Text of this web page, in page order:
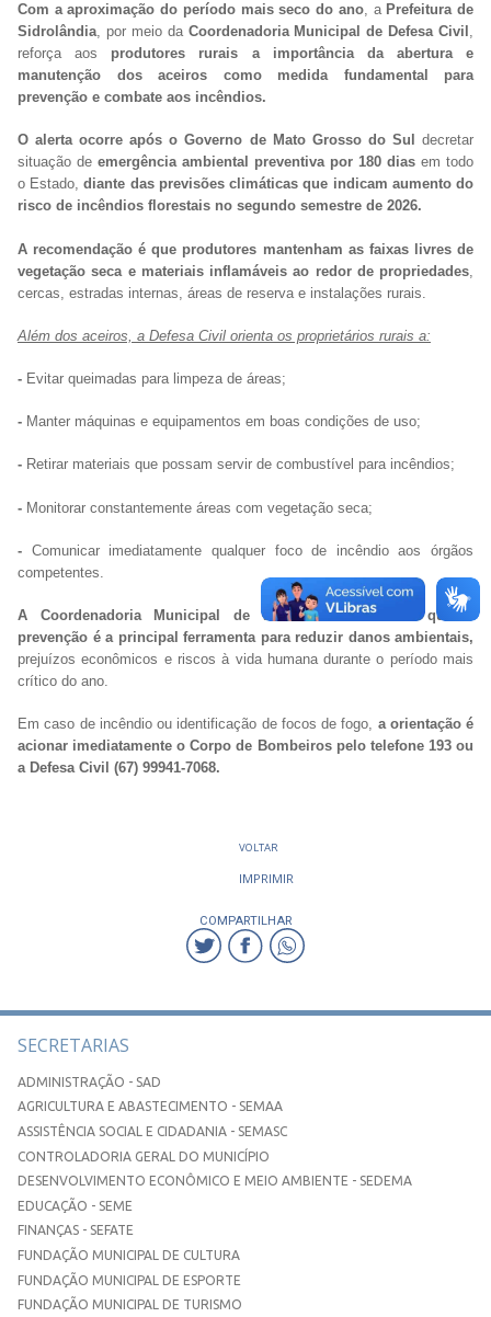
Com a aproximação do período mais seco do ano, a Prefeitura de
Sidrolândia, por meio da Coordenadoria Municipal de Defesa Civil ,
reforça aos produtores rurais a importância da abertura e
manutenção dos aceiros como medida fundamental para
prevenção e combate aos incêndios.
O alerta ocorre após o Governo de Mato Grosso do Sul decretar
situação de emergência ambiental preventiva por 180 dias em todo
o Estado,diante das previsões climáticas que indicam aumento do
risco de incêndios florestais no segundo semestre de 2026.
A recomendação é que produtores mantenham as faixas livres de
vegetação seca e materiais inflamáveis ao redor de propriedades
cercas, estradas internas, áreas de reserva e instalações rurais.
Além dos aceiros, a Defesa Civil orienta os proprietários rurais a:
- Evitar queimadas para limpeza de áreas;
- Manter máquinas e equipamentos em boas condições de uso;
- Retirar materiais que possam servir de combustível para incêndios;
- Monitorar constantemente áreas com vegetação seca;
- Comunicar imediatamente qualquer foco de incêndio aos órgãos
competentes.
A Coordenadoria Municipal de Defesa Civil destaca que a
prevenção é a principal ferramenta para reduzir danos ambientais,
prejuízos econômicos e riscos à vida humana durante o período mais
crítico do ano.
Em caso de incêndio ou identificação de focos de fogo, a orientação é
acionar imediatamente o Corpo de Bombeiros pelo telefone 193 ou
a Defesa Civil (67) 99941-7068.
VOLTAR
IMPRIMIR
COMPARTILHAR
SECRETARIAS
ADMINISTRAÇÃO - SAD
AGRICULTURA E ABASTECIMENTO - SEMAA
ASSISTÊNCIA SOCIAL E CIDADANIA - SEMASC
CONTROLADORIA GERAL DO MUNICÍPIO
DESENVOLVIMENTO ECONÔMICO E MEIO AMBIENTE - SEDEMA
EDUCAÇÃO - SEME
FINANÇAS - SEFATE
FUNDAÇÃO MUNICIPAL DE CULTURA
FUNDAÇÃO MUNICIPAL DE ESPORTE
FUNDAÇÃO MUNICIPAL DE TURISMO